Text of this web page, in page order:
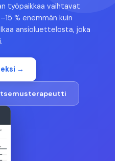
työpaikkaa vaihtavat
% enemmän kuin
ansioluettelosta, joka
→